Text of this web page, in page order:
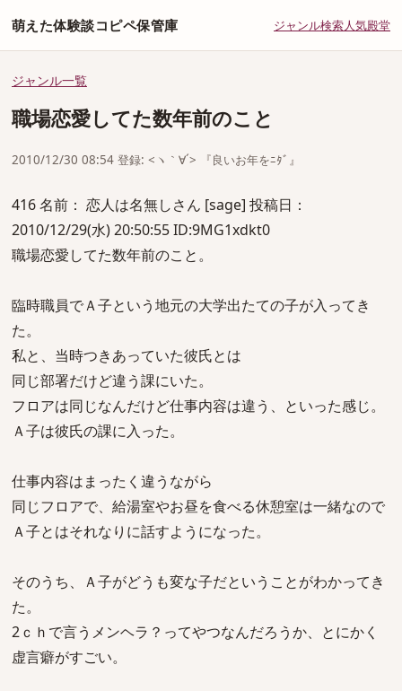
萌えた体験談コピペ保管庫 ジャンル検索人気殿堂
ジャンル一覧
職場恋愛してた数年前のこと
2010/12/30 08:54 登録: <ヽ｀∀´> 『良いお年をﾆﾀﾞ』
416 名前： 恋人は名無しさん [sage] 投稿日：
2010/12/29(水) 20:50:55 ID:9MG1xdkt0
職場恋愛してた数年前のこと。
臨時職員でＡ子という地元の大学出たての子が入ってき
た。
私と、当時つきあっていた彼氏とは
同じ部署だけど違う課にいた。
フロアは同じなんだけど仕事内容は違う、といった感じ。
Ａ子は彼氏の課に入った。
仕事内容はまったく違うながら
同じフロアで、給湯室やお昼を食べる休憩室は一緒なので
Ａ子とはそれなりに話すようになった。
そのうち、Ａ子がどうも変な子だということがわかってき
た。
2ｃｈで言うメンヘラ？ってやつなんだろうか、とにかく
虚言癖がすごい。